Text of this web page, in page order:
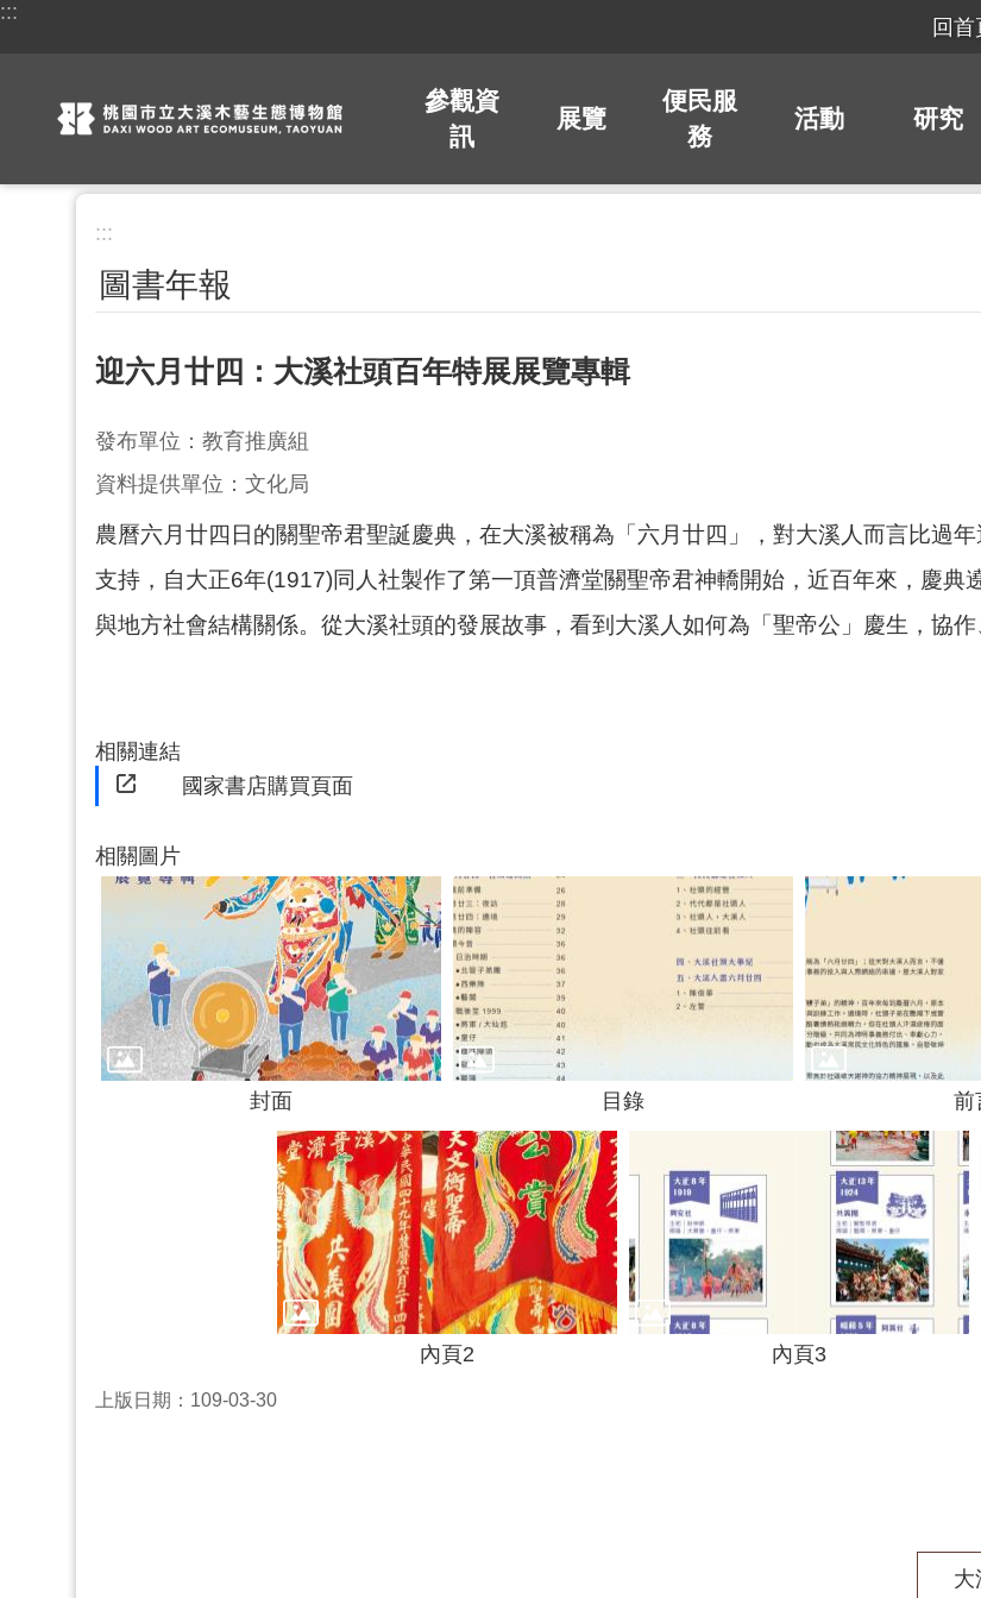
跳到主要內容區塊
:::
回首
參觀資
訊
展覽
便民服
務
活動 研究
:::
圖書年報
迎六月廿四：大溪社頭百年特展展覽專輯
發布單位：教育推廣組
資料提供單位：文化局
農曆六月廿四日的關聖帝君聖誕慶典，在大溪被稱為「六月廿四」，對大溪人而言比過
支持，自大正6年(1917)同人社製作了第一頂普濟堂關聖帝君神轎開始，近百年來，慶
與地方社會結構關係。從大溪社頭的發展故事，看到大溪人如何為「聖帝公」慶生，協作
相關連結
國家書店購買頁面
相關圖片
封面 目錄 前
內頁2 內頁3
上版日期：109-03-30
大